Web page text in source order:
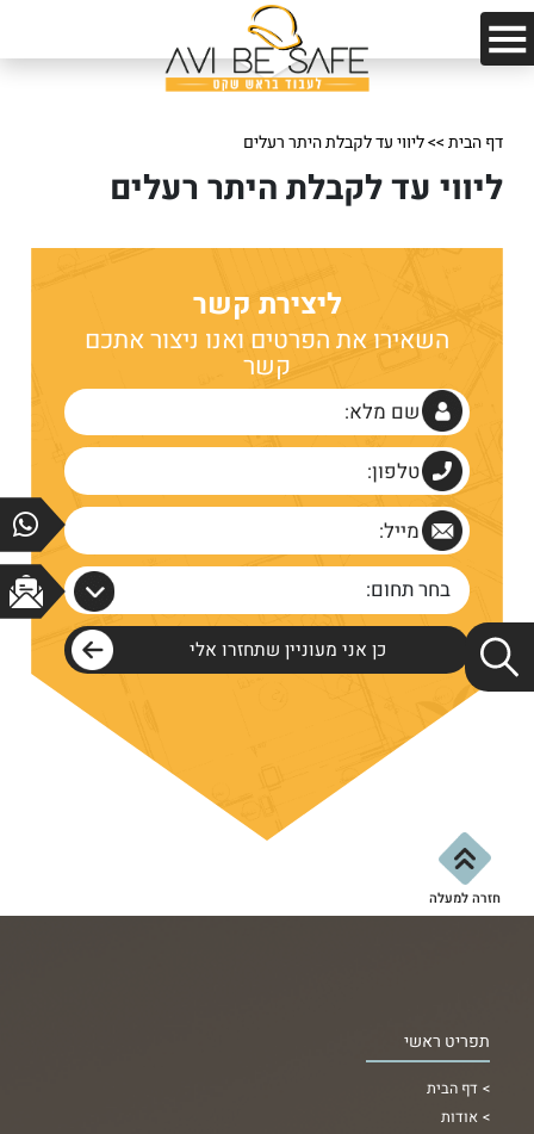
בחר היקף משרה
דף הבית>>ליווי עד לקבלת היתר רעלים
ליווי עד לקבלת היתר רעלים
ליצירת קשר
השאירו את הפרטים ואנו ניצור אתכם
קשר
בחר תחום:
חזרה למעלה
תפריט ראשי
דף הבית
אודות